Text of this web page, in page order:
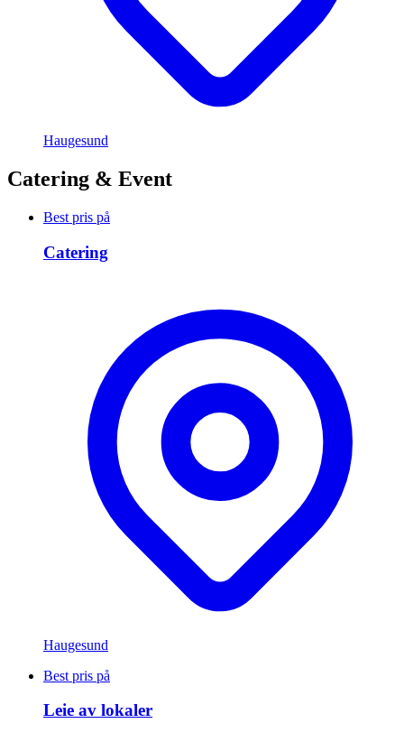
Haugesund
Catering & Event
Best pris på
Catering
Haugesund
Best pris på
Leie av lokaler